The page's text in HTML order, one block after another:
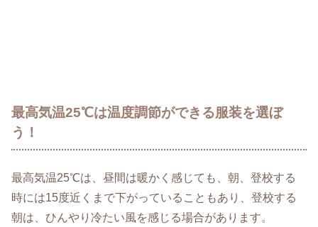
最高気温25℃は温度調節ができる服装を選ぼ
う！
最高気温25℃は、昼間は暖かく感じても、朝、登校する
時には15度近くまで下がっていることもあり、登校する
朝は、ひんやり冷たい風を感じる場合があります。